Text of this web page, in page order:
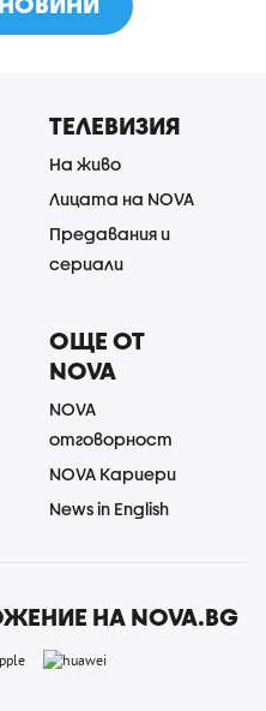
ТЕЛЕВИЗИЯ
На живо
Лицата на NOVA
Предавания и
сериали
ОЩЕ ОТ
NOVA
NOVA
отговорност
NOVA Кариери
News in English
НА NOVA.BG